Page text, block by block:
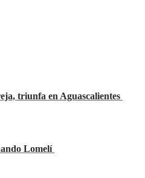
triunfa en Aguascalientes
Lomelí